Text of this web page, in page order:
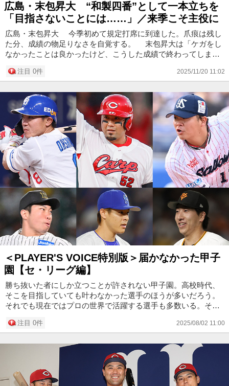
広島・末包昇大 “和製四番”として一本立ちを
「目指さないことには……」／来季こそ主役に
広島・末包昇大 今季初めて規定打席に到達した。爪痕は残し
た分、成績の物足りなさを自覚する。 末包昇大は「ケガをし
なかったことは良かったけど、こうした成績で終わってしまう
ラスの選手...
注目 0件 2025/11/20 11:02
＜PLAYER'S VOICE特別版＞届かなかった甲子
園【セ・リーグ編】
勝ち抜いた者にしか立つことが許されない甲子園。高校時代、
そこを目指していても叶わなかった選手のほうが多いだろう。
それでも現在ではプロの世界で活躍する選手も多数いる。そん
とは、どんな...
注目 0件 2025/08/02 11:00